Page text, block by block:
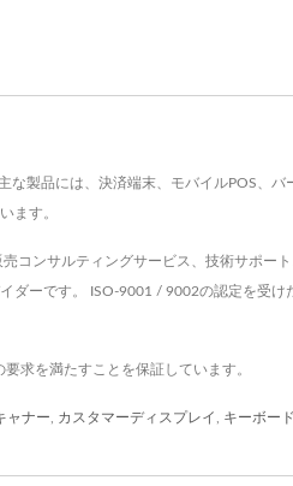
製品には、決済端末、モバイルPOS、
ます。
コンサルティングサービス、技術サポー
ダーです。 ISO-9001 / 9002の認定を受
求を満たすことを保証しています。
ャナー カスタマーディスプレイ キーボード